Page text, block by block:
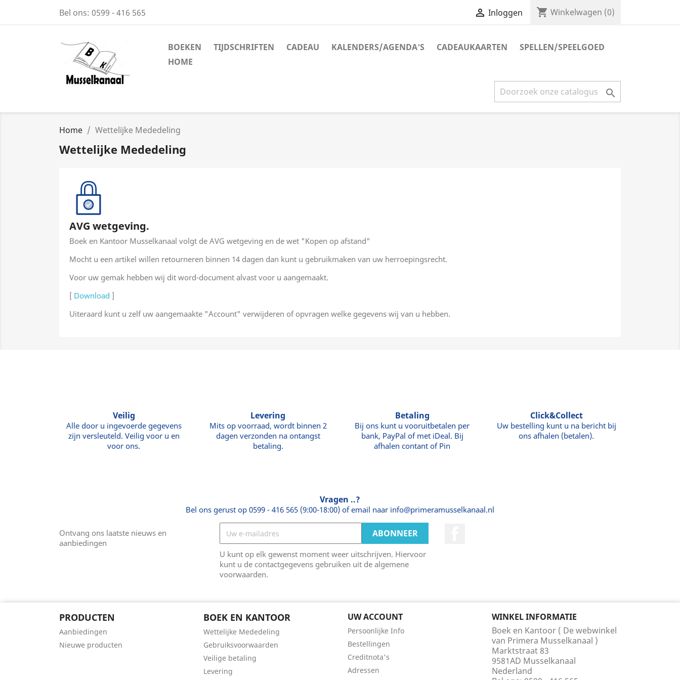
Bel ons: 0599 - 416 565  Inloggen shopping_cart Winkelwagen (0)
BOEKEN TIJDSCHRIFTEN CADEAU KALENDERS/AGENDA'S CADEAUKAARTEN
SPELLEN/SPEELGOED
HOME

Home Wettelijke Mededeling
Wettelijke Mededeling
AVG wetgeving.
Boek en Kantoor Musselkanaal volgt de AVG wetgeving en de wet "Kopen op afstand"
Mocht u een artikel willen retourneren binnen 14 dagen dan kunt u gebruikmaken van uw herroepingsrecht.
Voor uw gemak hebben wij dit word-document alvast voor u aangemaakt.
[ Download ]
Uiteraard kunt u zelf uw aangemaakte "Account" verwijderen of opvragen welke gegevens wij van u hebben.
Veilig
Alle door u ingevoerde gegevens
zijn versleuteld. Veilig voor u en
voor ons.
Levering
Mits op voorraad, wordt binnen 2
dagen verzonden na ontangst
betaling.
Betaling
Bij ons kunt u vooruitbetalen per
bank, PayPal of met iDeal. Bij
afhalen contant of Pin
Click&Collect
Uw bestelling kunt u na bericht bij
ons afhalen (betalen).
Vragen ..?
Bel ons gerust op 0599 - 416 565 (9:00-18:00) of email naar info@primeramusselkanaal.nl
Ontvang ons laatste nieuws en
aanbiedingen
U kunt op elk gewenst moment weer uitschrijven. Hiervoor
kunt u de contactgegevens gebruiken uit de algemene
voorwaarden.
PRODUCTEN
Aanbiedingen
Nieuwe producten
BOEK EN KANTOOR
Wettelijke Mededeling
Gebruiksvoorwaarden
Veilige betaling
Levering
UW ACCOUNT
Persoonlijke Info
Bestellingen
Creditnota's
Adressen
WINKEL INFORMATIE
Boek en Kantoor ( De webwinkel
van Primera Musselkanaal )
Marktstraat 83
9581AD Musselkanaal
Nederland